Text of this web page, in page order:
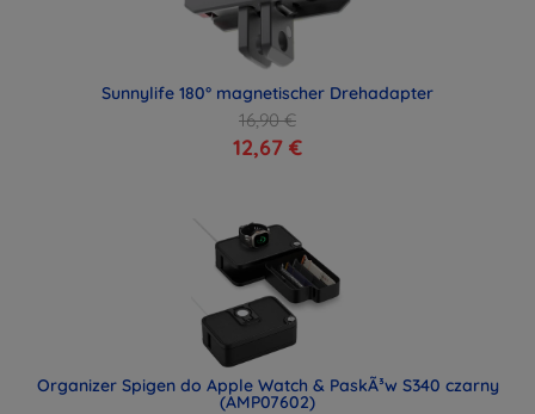
Sunnylife 180° magnetischer Drehadapter
16,90 €
12,67 €
Organizer Spigen do Apple Watch & PaskÃ³w S340 czarny
(AMP07602)